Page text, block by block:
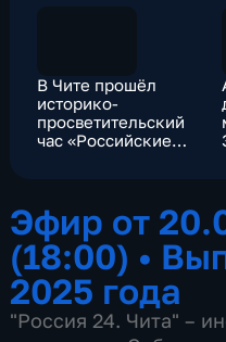
В Чите прошёл
историко-
просветительский
час «Российские
Эфир от
(18:00) •
2025 года
"Россия 24. Чита" –